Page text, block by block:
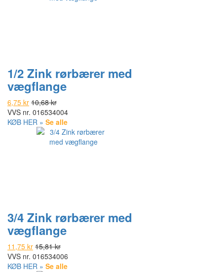
1/2 Zink rørbærer med
vægflange
6,75 kr 10,68 kr
VVS nr. 016534004
KØB HER » Se alle
3/4 Zink rørbærer med
vægflange
11,75 kr 15,81 kr
VVS nr. 016534006
KØB HER » Se alle